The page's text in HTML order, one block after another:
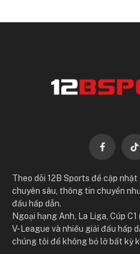
Facebook
Theo dõi 12B Sports để cập
chuyên sâu, thông tin chuyển
đấu hấp dẫn.
Ngoại hạng Anh, La Liga, Cúp
V-League và nhiều giải đấu hấp
chúng tôi để không bỏ lỡ bất kỳ